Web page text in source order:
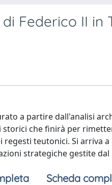
Federico II
a partire dall'analisi
che finirà per
teutonici. Si arriva
strategiche gestite
Scheda